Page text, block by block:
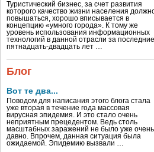
Туристический бизнес, за счет развития
которого качество жизни населения
повышаться, хорошо вписывается в
концепцию «умного города». К тому же
уровень использования информационных
технологий в данной отрасли за последние
пятнадцать-двадцать лет …
Блог
Вот те два...
Поводом для написания этого блога стала
уже вторая в течение года массовая
вирусная эпидемия. И это стало очень
неприятным прецедентом. Ведь столь
масштабных заражений не было уже очень
давно. Впрочем, данная ситуация была
ожидаемой. Эпидемию вызвали …